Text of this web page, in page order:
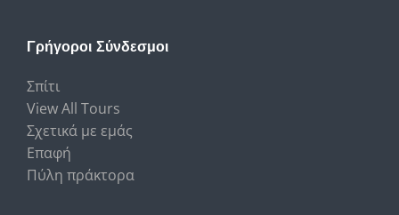
Γρήγοροι Σύνδεσμοι
Σπίτι
View All Tours
Σχετικά με εμάς
Επαφή
Πύλη πράκτορα